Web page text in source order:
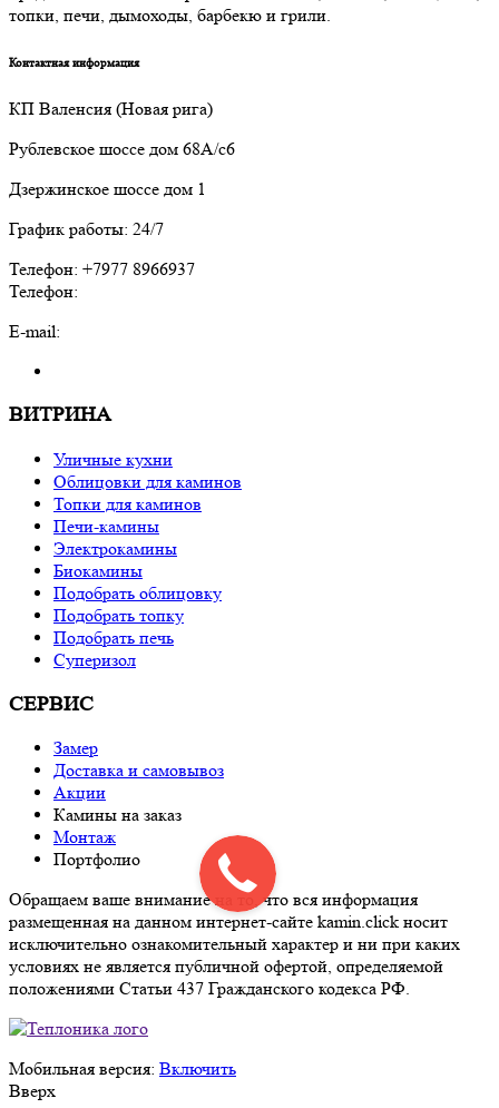
топки, печи, дымоходы, барбекю и грили.
Контактная информация
КП Валенсия (Новая рига)
Рублевское шоссе дом 68А/с6
Дзержинское шоссе дом 1
График работы: 24/7
Телефон: +7977 8966937
Телефон:
E-mail:
ВИТРИНА
Уличные кухни
Облицовки для каминов
Топки для каминов
Печи-камины
Электрокамины
Биокамины
Подобрать облицовку
Подобрать топку
Подобрать печь
Суперизол
СЕРВИС
Замер
Доставка и самовывоз
Акции
Камины на заказ
Монтаж
Портфолио
Обращаем ваше внимание на то, что вся информация
размещенная на данном интернет-сайте kamin.click носит
исключительно ознакомительный характер и ни при каких
условиях не является публичной офертой, определяемой
положениями Статьи 437 Гражданского кодекса РФ.
Мобильная версия: Включить
Вверх